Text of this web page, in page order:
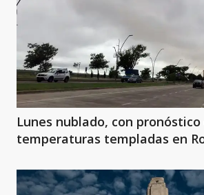
Lunes nublado, con
temperaturas templadas en